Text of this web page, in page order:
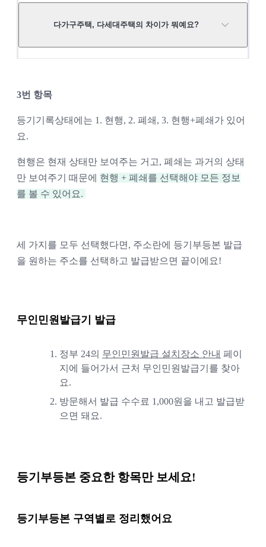
다가구주택, 다세대주택의 차이가 뭐예요?
다가구주택은 집주인이 있고 나머지 호수를 임
호수마다 소유주가 다른 빌라라고 보시면 돼요.
3번 항목
등기기록상태에는 1. 현행, 2. 폐쇄, 3. 현행+폐쇄가 있어
요.
현행은 현재 상태만 보여주는 거고, 폐쇄는 과거의 상태
만 보여주기 때문에 현행 + 폐쇄를 선택해야 모든 정보
를 볼 수 있어요.
세 가지를 모두 선택했다면, 주소란에 등기부등본 발급
을 원하는 주소를 선택하고 발급받으면 끝이에요!
무인민원발급기 발급
1. 정부 24의 무인민원발급 설치장소 안내 페이
지에 들어가서 근처 무인민원발급기를 찾아
요.
2. 방문해서 발급 수수료 1,000원을 내고 발급받
으면 돼요.
등기부등본 중요한 항목만 보세요!
등기부등본 구역별로 정리했어요